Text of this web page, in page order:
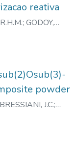
reativa
; GODOY,
M.T.
powder
BRESSIANI, J.C.;
A.C.D.